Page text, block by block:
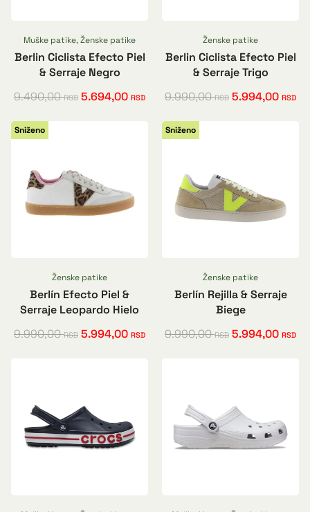
Muške patike,Ženske patike
Berlin Ciclista Efecto Piel
& Serraje Negro
9.490,00RSD 5.694,00 RSD
Ženske patike
Berlin Ciclista Efecto Piel
& Serraje Trigo
9.990,00RSD 5.994,00 RSD
Sniženo
Ženske patike
Berlín Efecto Piel &
Serraje Leopardo Hielo
9.990,00RSD 5.994,00 RSD
Sniženo
Ženske patike
Berlín Rejilla & Serraje
Biege
9.990,00RSD 5.994,00 RSD